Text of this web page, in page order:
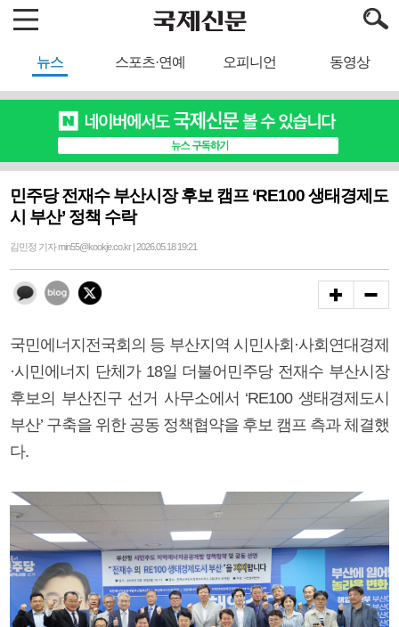
뉴스 스포츠·연예 오피니언 동영상
민주당 전재수 부산시장 후보 캠프 ‘RE100 생태경제도
시 부산’ 정책 수락
김민정 기자 min55@kookje.co.kr | 2026.05.18 19:21
국민에너지전국회의 등 부산지역 시민사회·사회연대경제
·시민에너지 단체가 18일 더불어민주당 전재수 부산시장
후보의 부산진구 선거 사무소에서 ‘RE100 생태경제도시
부산’ 구축을 위한 공동 정책협약을 후보 캠프 측과 체결했
다.